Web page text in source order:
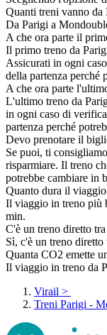
Quanti treni vanno
Da Parigi a
A che ora parte il
Il primo treno da
Assicurati in ogni
della partenza perché
A che ora parte
L'ultimo treno da
in ogni caso di
partenza perché
Devo prenotare il
Se puoi, ti
risparmiare. Il treno
potrebbe cambiare in
Quanto dura il
Il viaggio in treno più
min.
C'è un treno diretto
Sì, c'è un treno
Quanta CO2 emette
Il viaggio in treno da
Virail >
Treni Parigi -